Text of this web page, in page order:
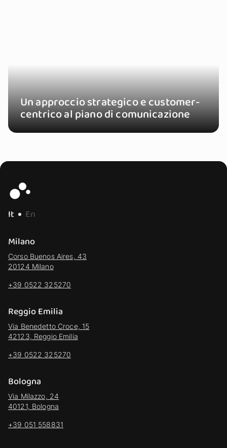
Un approccio strategico e customer-
centrico al piano di comunicazione
It
En
Milano
Corso Buenos Aires, 43
20124 Milano
+39 0522 325270
Reggio Emilia
Via Benedetto Croce, 15
42123, Reggio Emilia
+39 0522 325270
Bologna
Via Milazzo, 24
40121, Bologna
+39 051 558831